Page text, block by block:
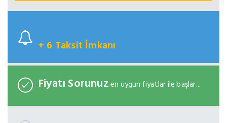
+ 6 Taksit İmkanı
Fiyatı Sorunuzen uygun fiyatlar ile başlar...